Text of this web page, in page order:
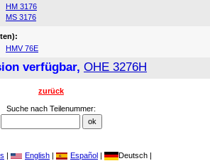
HM 3176
MS 3176
HMV 76E
verfügbar, OHE 3276H
zurück
Suche nach Teilenummer:
| English | Español | Deutsch |